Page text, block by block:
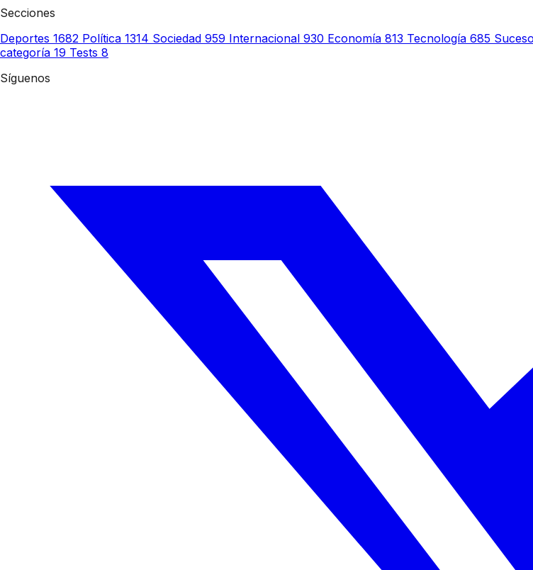
Secciones
Deportes 1682 Política 1314 Sociedad 959 Internacional 930 Economía 813 Tecnología 685
categoría 19 Tests 8
Síguenos